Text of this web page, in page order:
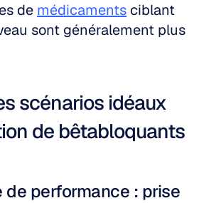
de médicaments ciblant
sont généralement plus
scénarios idéaux
de bêtabloquants
de performance : prise